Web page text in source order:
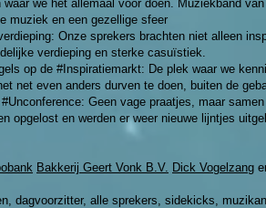
waar we het allemaal voor doen. Muziekband
muziek en een gezellige sfeer
Onze sprekers brachten niet alleen
verdieping en sterke casuïstiek.
op de #Inspiratiemarkt: De plek waar we
net even anders durven te doen, buiten de
Geen vage praatjes, maar
opgelost en werden er weer nieuwe lijntjes
Bakkerij Geert Vonk B.V. Dick Vogelzang
dagvoorzitter, alle sprekers, sidekicks,